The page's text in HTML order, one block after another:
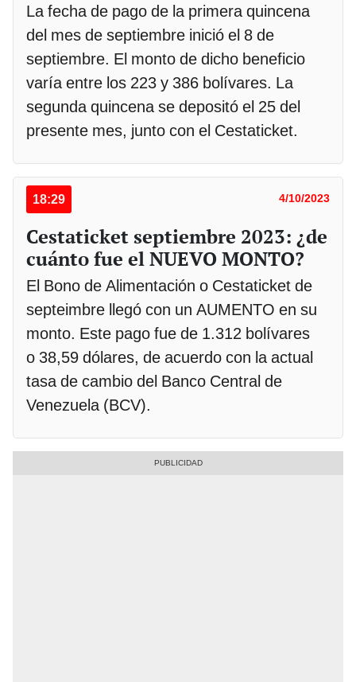
La fecha de pago de la primera quincena
del mes de septiembre inició el 8 de
septiembre. El monto de dicho beneficio
varía entre los 223 y 386 bolívares. La
segunda quincena se depositó el 25 del
presente mes, junto con el Cestaticket.
18:29 4/10/2023
Cestaticket septiembre 2023: ¿de
cuánto fue el NUEVO MONTO?
El Bono de Alimentación o Cestaticket de
septeimbre llegó con un AUMENTO en su
monto. Este pago fue de 1.312 bolívares
o 38,59 dólares, de acuerdo con la actual
tasa de cambio del Banco Central de
Venezuela (BCV).